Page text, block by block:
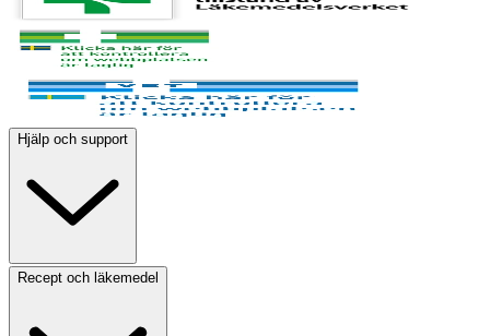
Hjälp och support
Recept och läkemedel